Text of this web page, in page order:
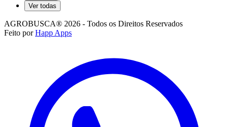
Ver todas
AGROBUSCA® 2026 - Todos os Direitos Reservados
Feito por Happ Apps